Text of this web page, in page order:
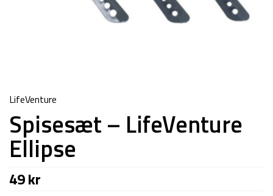
LifeVenture
Spisesæt – LifeVenture
Ellipse
49kr